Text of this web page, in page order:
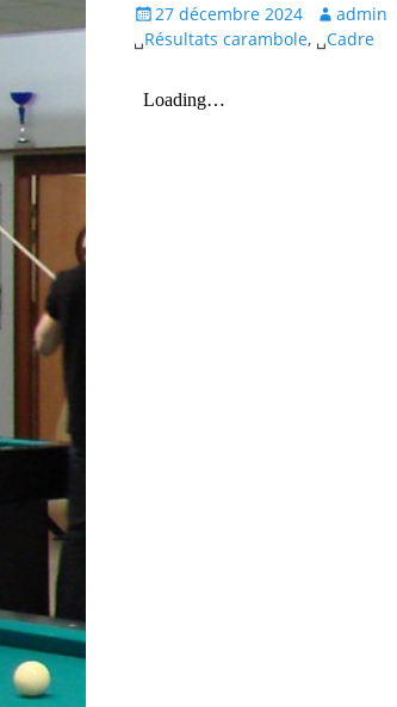
Posté
le
27 décembre 2024 Auteur
admin
␣Résultats carambole, ␣Cadre